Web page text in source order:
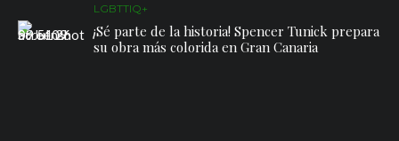
LGBTTIQ+
¡Sé parte de la historia! Spencer Tunick prepara
su obra más colorida en Gran Canaria